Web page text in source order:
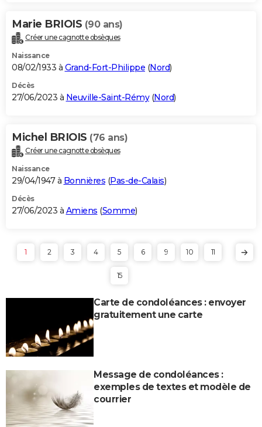
Marie BRIOIS (90 ans)
Créer une cagnotte obsèques
Naissance
08/02/1933 à Grand-Fort-Philippe (Nord)
Décès
27/06/2023 à Neuville-Saint-Rémy(Nord)
Michel BRIOIS (76 ans)
Créer une cagnotte obsèques
Naissance
29/04/1947 à Bonnières (Pas-de-Calais)
Décès
27/06/2023 à Amiens (Somme)
1 2 3 4 5 6 9 10 11
15
Carte de condoléances : envoyer
gratuitement une carte
Message de condoléances :
exemples de textes et modèle de
courrier